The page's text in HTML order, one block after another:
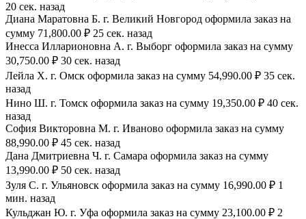
20 сек. назад
Диана Маратовна Б. г. Великий Новгород оформила заказ на
сумму 71,800.00 ₽ 25 сек. назад
Инесса Илларионовна А. г. Выборг оформила заказ на сумму
30,750.00 ₽ 30 сек. назад
Лейла Х. г. Омск оформила заказ на сумму 54,990.00 ₽ 35 сек.
назад
Нино Ш. г. Томск оформила заказ на сумму 19,350.00 ₽ 40 сек.
назад
София Викторовна М. г. Иваново оформила заказ на сумму
88,990.00 ₽ 45 сек. назад
Дана Дмитриевна Ч. г. Самара оформила заказ на сумму
13,990.00 ₽ 50 сек. назад
Зуля С. г. Ульяновск оформила заказ на сумму 16,990.00 ₽ 1
мин. назад
Кульджан Ю. г. Уфа оформила заказ на сумму 23,100.00 ₽ 2